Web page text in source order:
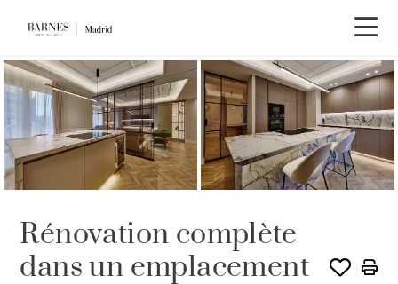
Rénovation complète
dans un emplacement